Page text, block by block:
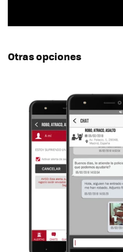
Otras opciones